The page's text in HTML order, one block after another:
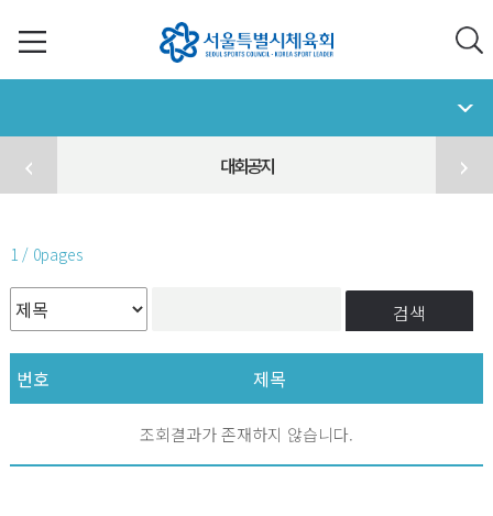
대회공지
1 / 0pages
검색
번호 제목
조회결과가 존재하지 않습니다.